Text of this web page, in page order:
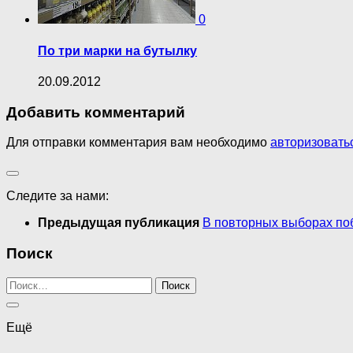
0
По три марки на бутылку
20.09.2012
Добавить комментарий
Для отправки комментария вам необходимо
Следите за нами:
Предыдущая публикация В повторных выборах
Поиск
Найти:
Ещё